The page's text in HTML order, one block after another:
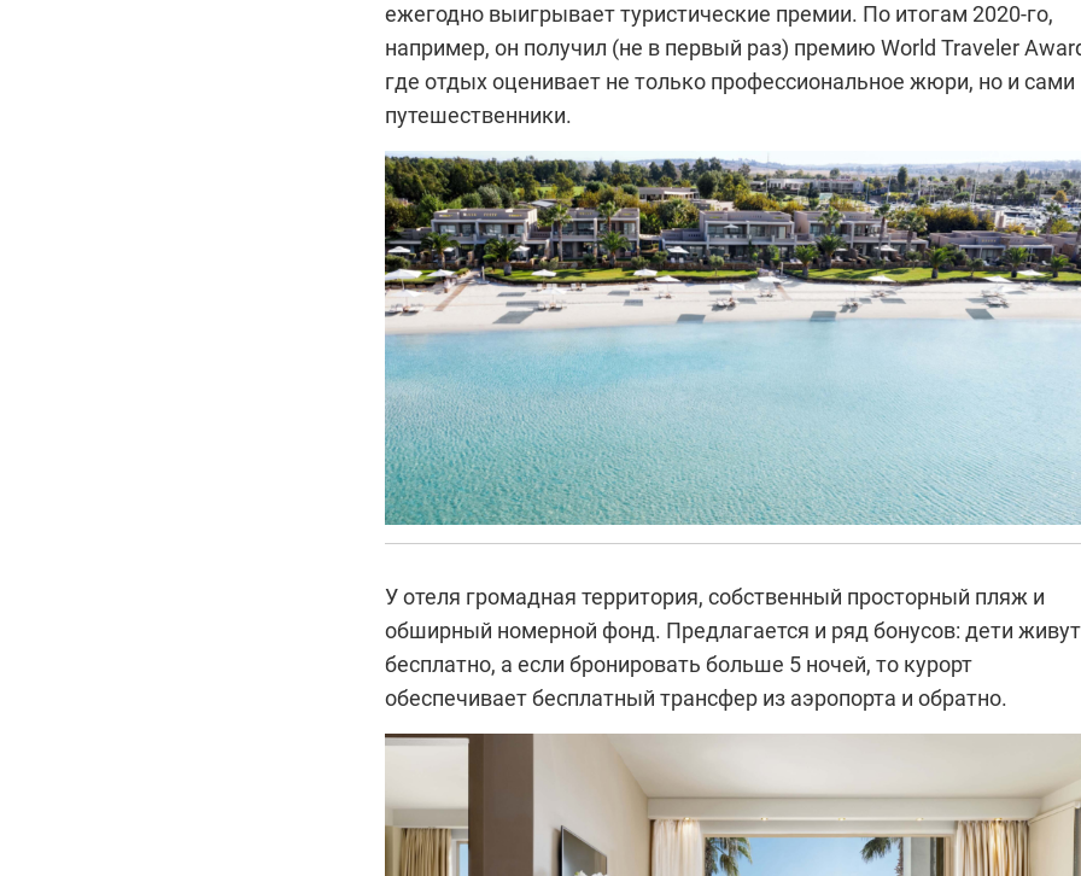
ежегодно выигрывает туристические премии. По итогам 2020-го,
например, он получил (не в первый раз) премию World Traveler
где отдых оценивает не только профессиональное жюри, но и сами
путешественники.
У отеля громадная территория, собственный просторный пляж и
обширный номерной фонд. Предлагается и ряд бонусов: дети живут
бесплатно, а если бронировать больше 5 ночей, то курорт
обеспечивает бесплатный трансфер из аэропорта и обратно.